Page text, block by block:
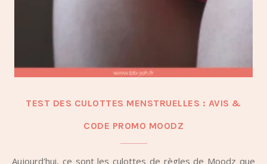
TEST DES CULOTTES MENSTRUELLES : AVIS &
CODE PROMO MOODZ
Aujourd'hui, ce sont les culottes de règles de Moodz que